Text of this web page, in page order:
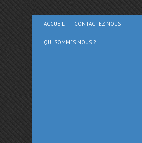
ACCUEIL CONTACTEZ-NOUS
QUI SOMMES NOUS ?